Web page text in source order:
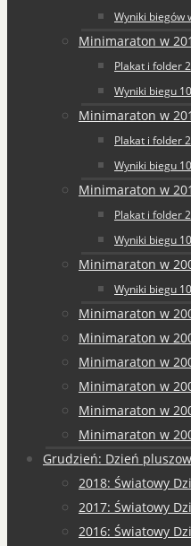
Wyniki biegów
Minimaraton w
Plakat i folder
Wyniki biegu
Minimaraton w
Plakat i folder
Wyniki biegu
Minimaraton w
Plakat i folder
Wyniki biegu
Minimaraton w
Wyniki biegu
Minimaraton w
Minimaraton w
Minimaraton w
Minimaraton w
Minimaraton w
Minimaraton w
Grudzień: Dzień
2018: Światowy
2017: Światowy
2016: Światowy